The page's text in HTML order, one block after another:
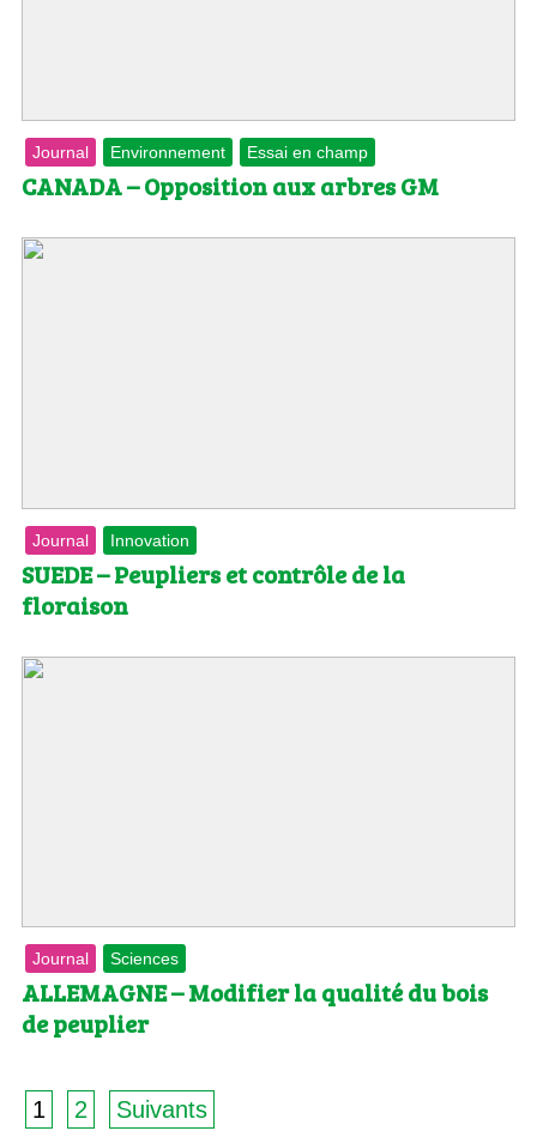
Journal Environnement Essai en champ
CANADA – Opposition aux arbres GM
Journal Innovation
SUEDE – Peupliers et contrôle de la
floraison
Journal Sciences
ALLEMAGNE – Modifier la qualité du bois
de peuplier
1 2 Suivants